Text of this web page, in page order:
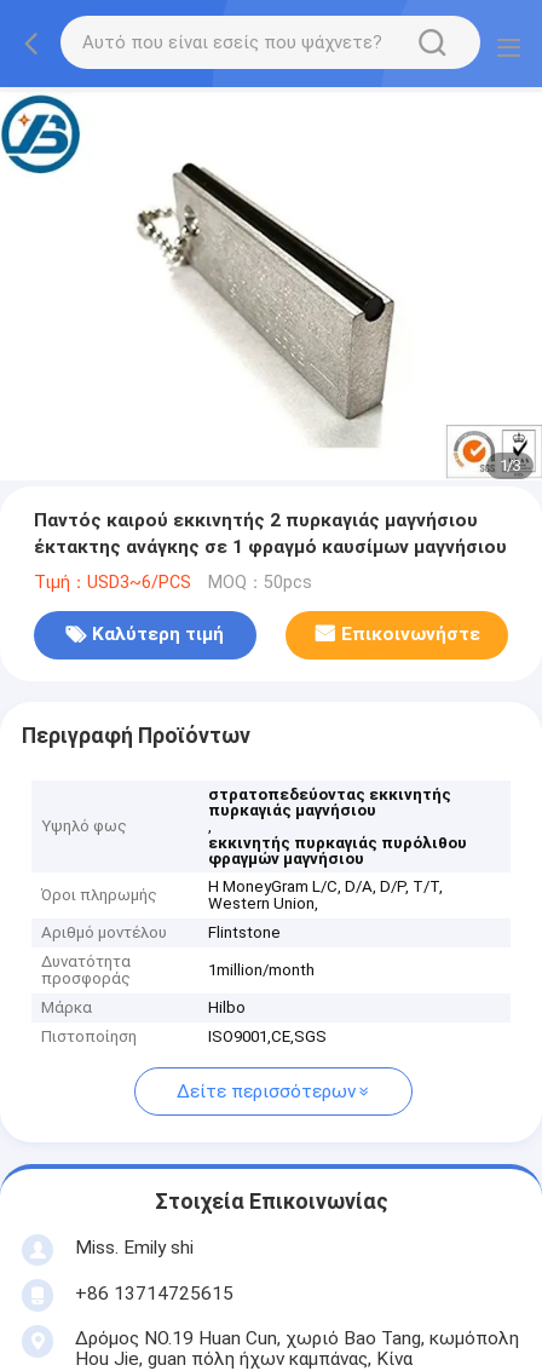
1/3
Παντός καιρού εκκινητής 2 πυρκαγιάς μαγνήσιου
έκτακτης ανάγκης σε 1 φραγμό καυσίμων μαγνήσιου
Τιμή：USD3~6/PCS MOQ：50pcs
Καλύτερη τιμή Επικοινωνήστε
Περιγραφή Προϊόντων
Υψηλό φως
στρατοπεδεύοντας εκκινητής
πυρκαγιάς μαγνήσιου
,
εκκινητής πυρκαγιάς πυρόλιθου
φραγμών μαγνήσιου
Όροι πληρωμής
Η MoneyGram L/C, D/A, D/P, T/T,
Western Union,
Αριθμό μοντέλου
Flintstone
Δυνατότητα
προσφοράς
1million/month
Μάρκα
Hilbo
Πιστοποίηση
ISO9001,CE,SGS
Δείτε περισσότερων
Στοιχεία Επικοινωνίας
Miss. Emily shi
+86 13714725615
Δρόμος NO.19 Huan Cun, χωριό Bao Tang, κωμόπολη
Hou Jie, guan πόλη ήχων καμπάνας, Κίνα